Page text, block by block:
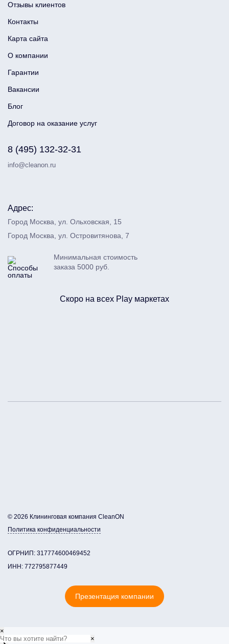
Отзывы клиентов
Контакты
Карта сайта
О компании
Гарантии
Вакансии
Блог
Договор на оказание услуг
8 (495) 132-32-31
info@cleanon.ru
Адрес:
Город Москва, ул. Ольховская, 15
Город Москва, ул. Островитянова, 7
Минимальная стоимость
заказа 5000 руб.
Скоро на всех Play маркетах
© 2026 Клининговая компания CleanON
Политика конфиденциальности
ОГРНИП: 317774600469452
ИНН: 772795877449
Презентация компании
×
×